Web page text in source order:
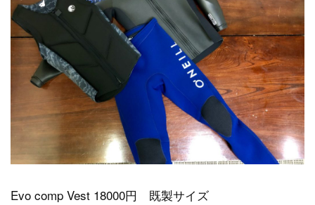
Evo comp Vest 18000円 既製サイズ